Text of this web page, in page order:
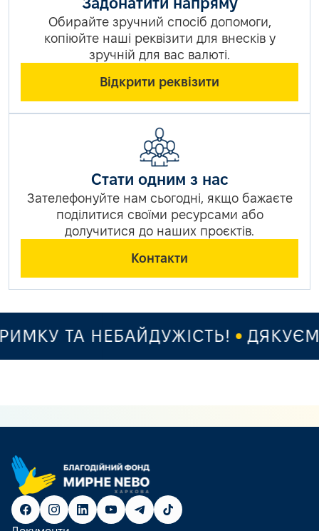
Обирайте зручний спосіб допомоги,
копіюйте наші реквізити для внесків у
зручній для вас валюті.
Відкрити реквізити
Стати одним з нас
Зателефонуйте нам сьогодні, якщо бажаєте
поділитися своїми ресурсами або
долучитися до наших проєктів.
Контакти
ТА НЕБАЙДУЖІСТЬ! ДЯКУЄМО